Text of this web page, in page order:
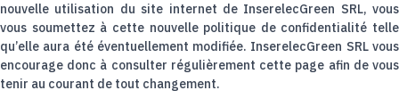
nouvelle utilisation du site internet de InserelecGreen SRL, vous
vous soumettez à cette nouvelle politique de confidentialité telle
qu’elle aura été éventuellement modifiée. InserelecGreen SRL vous
encourage donc à consulter régulièrement cette page afin de vous
tenir au courant de tout changement.